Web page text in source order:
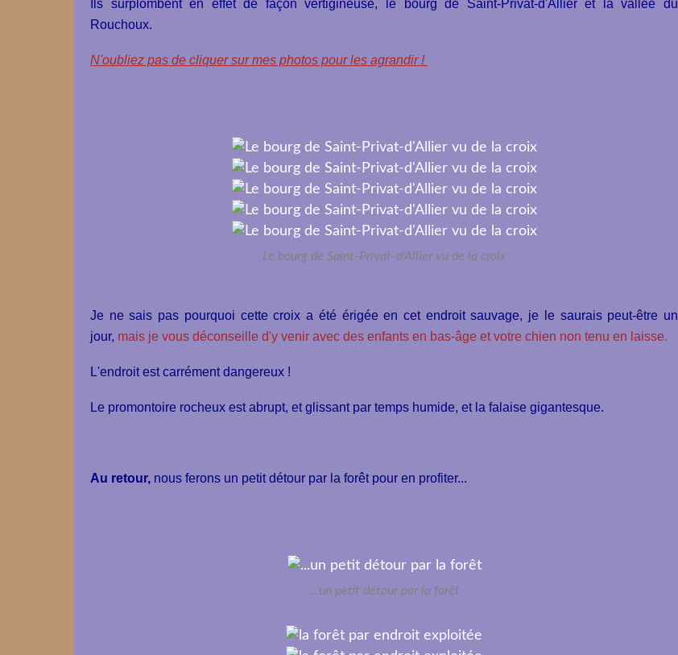
Ils surplombent en effet de façon vertigineuse, le bourg de Saint-Privat-d'Allier et la vallée du
Rouchoux.
N'oubliez pas de cliquer sur mes photos pour les agrandir !
Le bourg de Saint-Privat-d'Allier vu de la croix
Je ne sais pas pourquoi cette croix a été érigée en cet endroit sauvage, je le saurais peut-être un
jour, mais je vous déconseille d'y venir avec des enfants en bas-âge et votre chien non tenu en laisse.
L'endroit est carrément dangereux !
Le promontoire rocheux est abrupt, et glissant par temps humide, et la falaise gigantesque.
Au retour, nous ferons un petit détour par la forêt pour en profiter...
...un petit détour par la forêt